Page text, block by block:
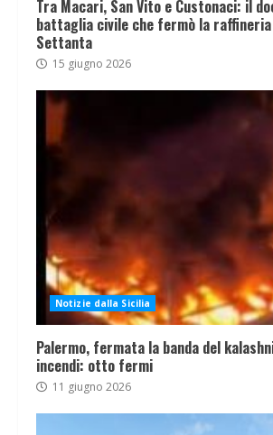
Tra Macari, San Vito e Custonaci: il
battaglia civile che fermò la
Settanta
15 giugno 2026
Notizie dalla Sicilia
Palermo, fermata la banda del
incendi: otto fermi
11 giugno 2026